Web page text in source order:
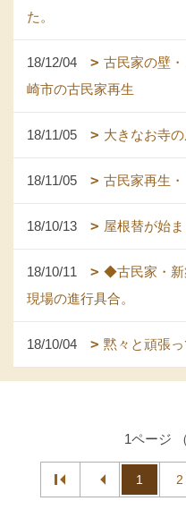
た。
18/12/04
古民家の壁
崎市の古民家再生
18/11/05 大きなお寺
18/11/05 古民家再生
18/10/13 屋根替が始
18/10/11
◆古民家・新
現場の進行具合。
18/10/04 黙々と頑張
1ページ
1 2